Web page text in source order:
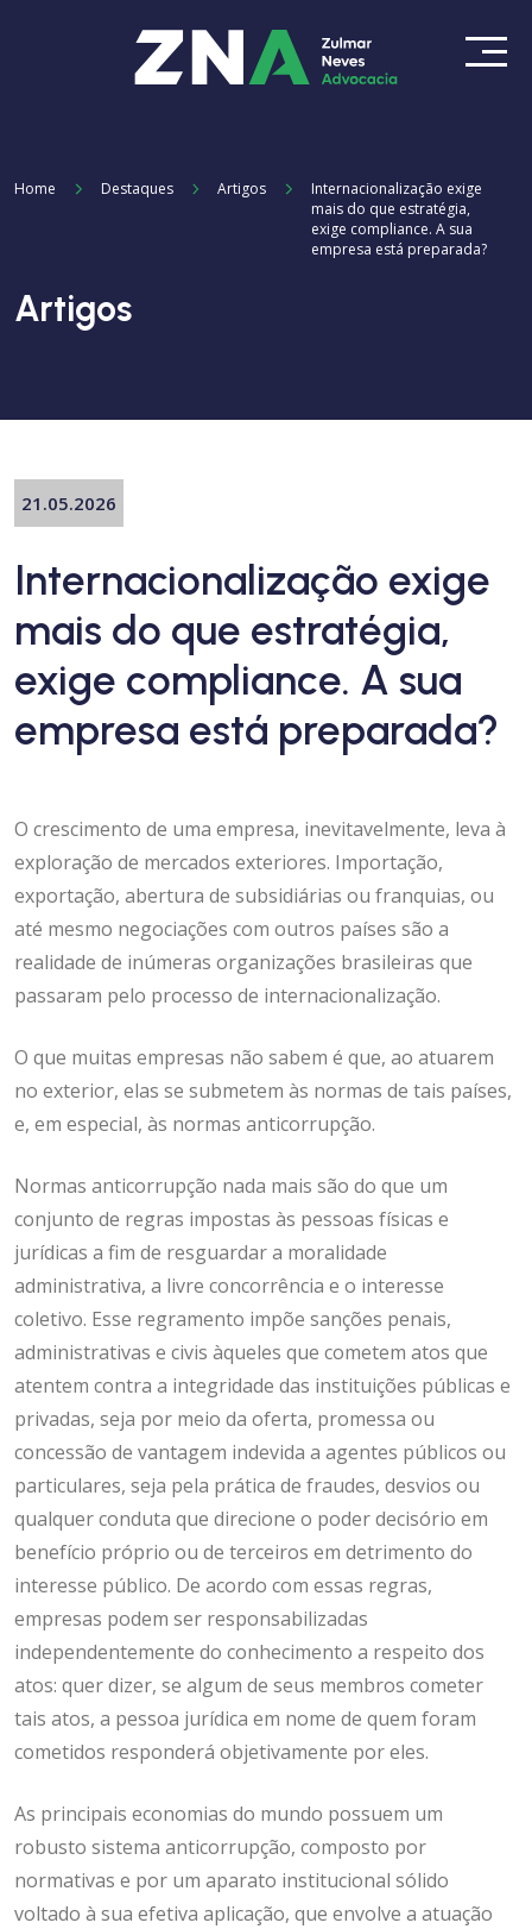
Home Destaques Artigos
Internacionalização exige
mais do que estratégia,
exige compliance. A sua
empresa está preparada?
Artigos
21.05.2026
Internacionalização exige
mais do que estratégia,
exige compliance. A sua
empresa está preparada?
O crescimento de uma empresa, inevitavelmente, leva à
exploração de mercados exteriores. Importação,
exportação, abertura de subsidiárias ou franquias, ou
até mesmo negociações com outros países são a
realidade de inúmeras organizações brasileiras que
passaram pelo processo de internacionalização.
O que muitas empresas não sabem é que, ao atuarem
no exterior, elas se submetem às normas de tais países,
e, em especial, às normas anticorrupção.
Normas anticorrupção nada mais são do que um
conjunto de regras impostas às pessoas físicas e
jurídicas a fim de resguardar a moralidade
administrativa, a livre concorrência e o interesse
coletivo. Esse regramento impõe sanções penais,
administrativas e civis àqueles que cometem atos que
atentem contra a integridade das instituições públicas e
privadas, seja por meio da oferta, promessa ou
concessão de vantagem indevida a agentes públicos ou
particulares, seja pela prática de fraudes, desvios ou
qualquer conduta que direcione o poder decisório em
benefício próprio ou de terceiros em detrimento do
interesse público. De acordo com essas regras,
empresas podem ser responsabilizadas
independentemente do conhecimento a respeito dos
atos: quer dizer, se algum de seus membros cometer
tais atos, a pessoa jurídica em nome de quem foram
cometidos responderá objetivamente por eles.
As principais economias do mundo possuem um
robusto sistema anticorrupção, composto por
normativas e por um aparato institucional sólido
voltado à sua efetiva aplicação, que envolve a atuação